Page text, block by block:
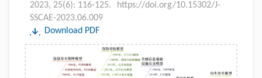
2023, 25(6): 116-125.
https://doi.org/10.15302/J-
SSCAE-2023.06.009
Download PDF